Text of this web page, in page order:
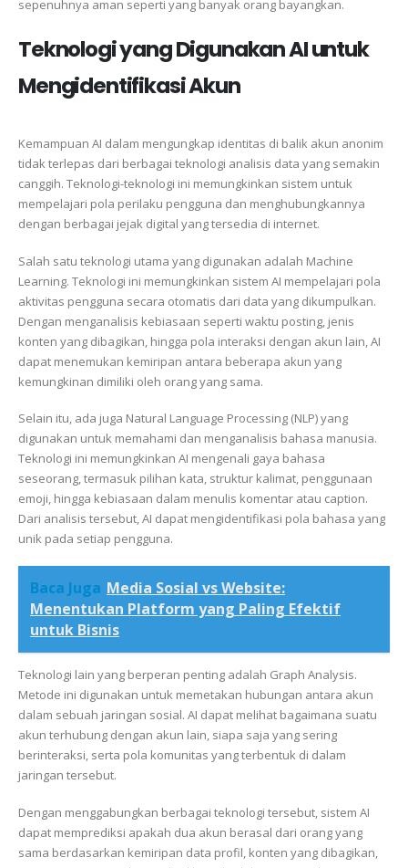
sepenuhnya aman seperti yang banyak orang bayangkan.
Teknologi yang Digunakan AI untuk
Mengidentifikasi Akun
Kemampuan AI dalam mengungkap identitas di balik akun anonim
tidak terlepas dari berbagai teknologi analisis data yang semakin
canggih. Teknologi-teknologi ini memungkinkan sistem untuk
mempelajari pola perilaku pengguna dan menghubungkannya
dengan berbagai jejak digital yang tersedia di internet.
Salah satu teknologi utama yang digunakan adalah Machine
Learning. Teknologi ini memungkinkan sistem AI mempelajari pola
aktivitas pengguna secara otomatis dari data yang dikumpulkan.
Dengan menganalisis kebiasaan seperti waktu posting, jenis
konten yang dibagikan, hingga pola interaksi dengan akun lain, AI
dapat menemukan kemiripan antara beberapa akun yang
kemungkinan dimiliki oleh orang yang sama.
Selain itu, ada juga Natural Language Processing (NLP) yang
digunakan untuk memahami dan menganalisis bahasa manusia.
Teknologi ini memungkinkan AI mengenali gaya bahasa
seseorang, termasuk pilihan kata, struktur kalimat, penggunaan
emoji, hingga kebiasaan dalam menulis komentar atau caption.
Dari analisis tersebut, AI dapat mengidentifikasi pola bahasa yang
unik pada setiap pengguna.
Baca Juga Media Sosial vs Website:
Menentukan Platform yang Paling Efektif
untuk Bisnis
Teknologi lain yang berperan penting adalah Graph Analysis.
Metode ini digunakan untuk memetakan hubungan antara akun
dalam sebuah jaringan sosial. AI dapat melihat bagaimana suatu
akun terhubung dengan akun lain, siapa saja yang sering
berinteraksi, serta pola komunitas yang terbentuk di dalam
jaringan tersebut.
Dengan menggabungkan berbagai teknologi tersebut, sistem AI
dapat memprediksi apakah dua akun berasal dari orang yang
sama berdasarkan kemiripan data profil, konten yang dibagikan,